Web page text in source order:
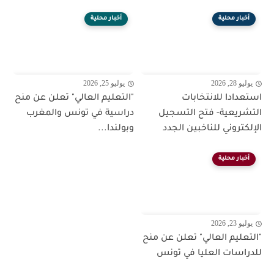
أخبار محلية
يوليو 28, 2026
استعدادا للانتخابات
التشريعية- فتح التسجيل
الإلكتروني للناخبين الجدد
أخبار محلية
يوليو 25, 2026
"التعليم العالي" تعلن عن منح
دراسية في تونس والمغرب
وبولندا...
أخبار محلية
يوليو 23, 2026
"التعليم العالي" تعلن عن منح
للدراسات العليا في تونس